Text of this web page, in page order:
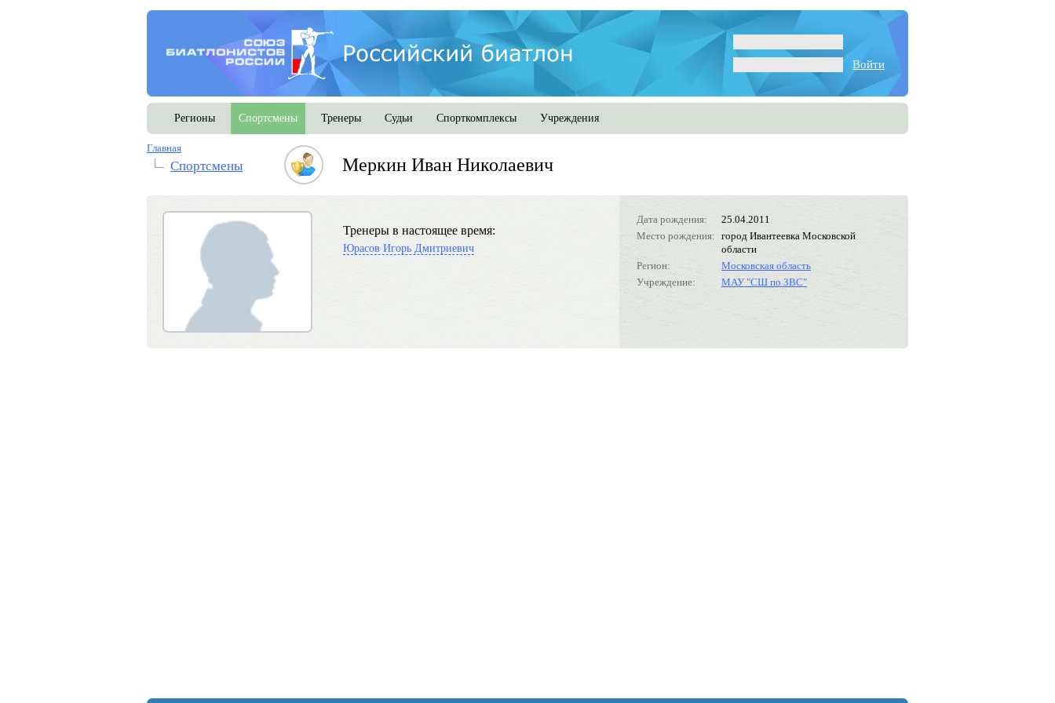
Войти
Регионы Спортсмены Тренеры Судьи Спорткомплексы Учреждения
Главная
Спортсмены Меркин Иван Николаевич
Дата рождения:
25.04.2011
Место рождения: город Ивантеевка Московской
области
Регион:
Московская область
Учреждение:
МАУ "СШ по ЗВС"
Тренеры в настоящее время:
Юрасов Игорь Дмитриевич